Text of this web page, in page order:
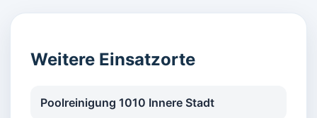
Weitere Einsatzorte
Poolreinigung 1010 Innere Stadt